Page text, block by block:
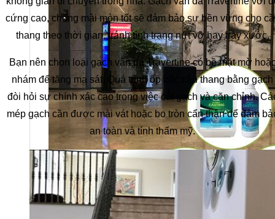
cứng cao, chống mài mòn tốt sẽ đảm bảo sự bền vững cho
thang theo thời gian, tránh tình trạng nứt vỡ hay trầy xước.
Bạn nên chọn loại gạch vân đá Travertine có bề mặt mờ
nhám để tăng ma sát. Quá trình ốp bậc cầu thang bằng gạch
đòi hỏi sự chính xác cao trong việc cắt gạch và căn chỉnh.
mép gạch cần được mài vát hoặc bo tròn cẩn thận để đảm
an toàn và tính thẩm mỹ.